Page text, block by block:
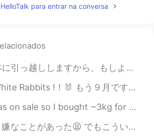
para entrar na conversa
おすすめ地域を教えてくれませんか？ 距離と価格のいいバランスがある地域がいいんですけどね 🤔 東京じゃなくても、そんなに遠くないのなら、...
! イギリスで、毎月初日の朝に「White Rabbits!」(白ウサギ)と言うことが伝統的です。 理由がわからないけど、それは幸運を...
~3kg for $35. Usually, I have to pay $30 for 1kg when I'm in Bei...
人生らしいと思うようにしてる😝 望んでいないことも起きるけど、最終的には全てのことが適切な場所にあるようになると思うし、その起きたことを笑い...